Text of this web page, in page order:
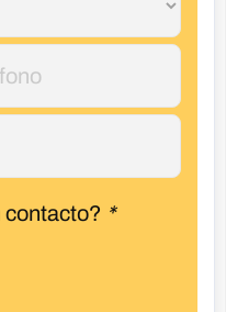
contacto? *